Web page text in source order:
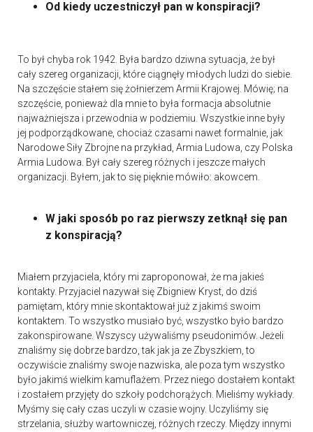
Od kiedy uczestniczył pan w konspiracji?
To był chyba rok 1942. Była bardzo dziwna sytuacja, że był
cały szereg organizacji, które ciągnęły młodych ludzi do siebie.
Na szczęście stałem się żołnierzem Armii Krajowej. Mówię; na
szczęście, ponieważ dla mnie to była formacja absolutnie
najważniejsza i przewodnia w podziemiu. Wszystkie inne były
jej podporządkowane, chociaż czasami nawet formalnie, jak
Narodowe Siły Zbrojne na przykład, Armia Ludowa, czy Polska
Armia Ludowa. Był cały szereg różnych i jeszcze małych
organizacji. Byłem, jak to się pięknie mówiło: akowcem.
W jaki sposób po raz pierwszy zetknął się pan
z konspiracją?
Miałem przyjaciela, który mi zaproponował, że ma jakieś
kontakty. Przyjaciel nazywał się Zbigniew Kryst, do dziś
pamiętam, który mnie skontaktował już z jakimś swoim
kontaktem. To wszystko musiało być, wszystko było bardzo
zakonspirowane. Wszyscy używaliśmy pseudonimów. Jeżeli
znaliśmy się dobrze bardzo, tak jak ja ze Zbyszkiem, to
oczywiście znaliśmy swoje nazwiska, ale poza tym wszystko
było jakimś wielkim kamuflażem. Przez niego dostałem kontakt
i zostałem przyjęty do szkoły podchorążych. Mieliśmy wykłady.
Myśmy się cały czas uczyli w czasie wojny. Uczyliśmy się
strzelania, służby wartowniczej, różnych rzeczy. Między innymi